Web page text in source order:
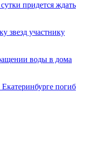
придется ждать
звезд участнику
воды в дома
погиб